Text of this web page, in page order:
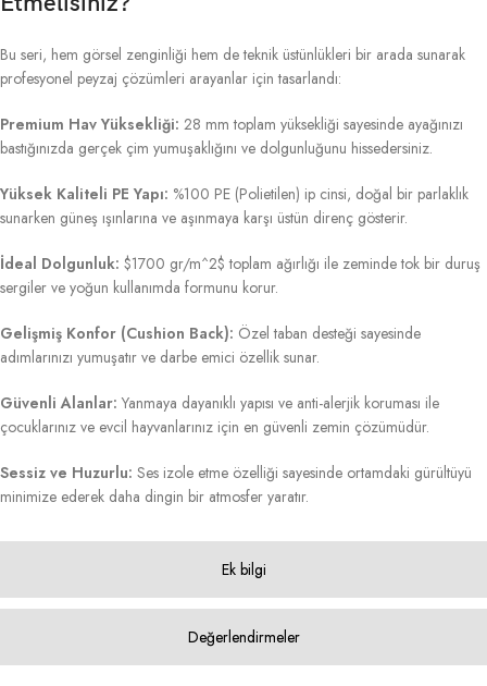
Ek bilgi
Değerlendirmeler
Bu seri, hem görsel zenginliği hem de teknik üstünlükleri bir arada sunarak
profesyonel peyzaj çözümleri arayanlar için tasarlandı:
Premium Hav Yüksekliği: 28 mm toplam yüksekliği sayesinde ayağınızı
bastığınızda gerçek çim yumuşaklığını ve dolgunluğunu hissedersiniz.
Yüksek Kaliteli PE Yapı: %100 PE (Polietilen) ip cinsi, doğal bir parlaklık
sunarken güneş ışınlarına ve aşınmaya karşı üstün direnç gösterir.
İdeal Dolgunluk: $1700 gr/m^2$ toplam ağırlığı ile zeminde tok bir duruş
sergiler ve yoğun kullanımda formunu korur.
Gelişmiş Konfor (Cushion Back): Özel taban desteği sayesinde
adımlarınızı yumuşatır ve darbe emici özellik sunar.
Güvenli Alanlar: Yanmaya dayanıklı yapısı ve anti-alerjik koruması ile
çocuklarınız ve evcil hayvanlarınız için en güvenli zemin çözümüdür.
Sessiz ve Huzurlu: Ses izole etme özelliği sayesinde ortamdaki gürültüyü
minimize ederek daha dingin bir atmosfer yaratır.